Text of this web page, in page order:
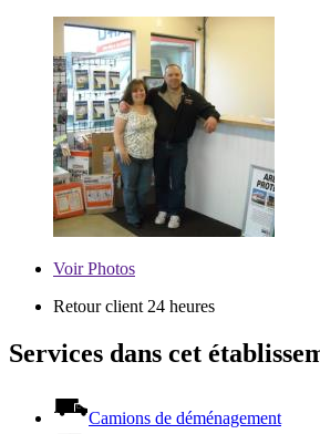
VoirPhotos
Retour client 24 heures
Services dans cet
Camions de déménagement